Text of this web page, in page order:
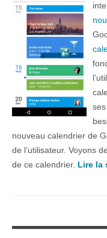
nouveau calendrier de
de l’utilisateur. Voyons
de ce calendrier. Lire la